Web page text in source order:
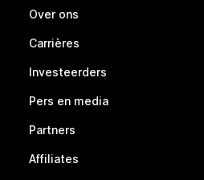
Over ons
Carrières
Investeerders
Pers en media
Partners
Affiliates